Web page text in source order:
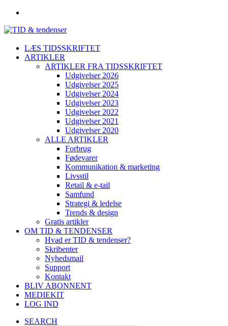
LÆS TIDSSKRIFTET
ARTIKLER
ARTIKLER FRA TIDSSKRIFTET
Udgivelser 2026
Udgivelser 2025
Udgivelser 2024
Udgivelser 2023
Udgivelser 2022
Udgivelser 2021
Udgivelser 2020
ALLE ARTIKLER
Forbrug
Fødevarer
Kommunikation & marketing
Livsstil
Retail & e-tail
Samfund
Strategi & ledelse
Trends & design
Gratis artikler
OM TID & TENDENSER
Hvad er TID & tendenser?
Skribenter
Nyhedsmail
Support
Kontakt
BLIV ABONNENT
MEDIEKIT
LOG IND
SEARCH